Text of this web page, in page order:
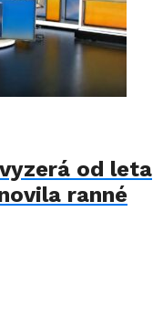
od leta
ranné